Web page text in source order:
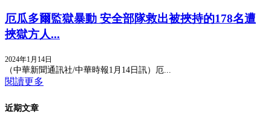
厄瓜多爾監獄暴動 安全部隊救出被挾持的178名遭
挾獄方人...
2024年1月14日
（中華新聞通訊社/中華時報1月14日訊）厄...
閱讀更多
近期文章